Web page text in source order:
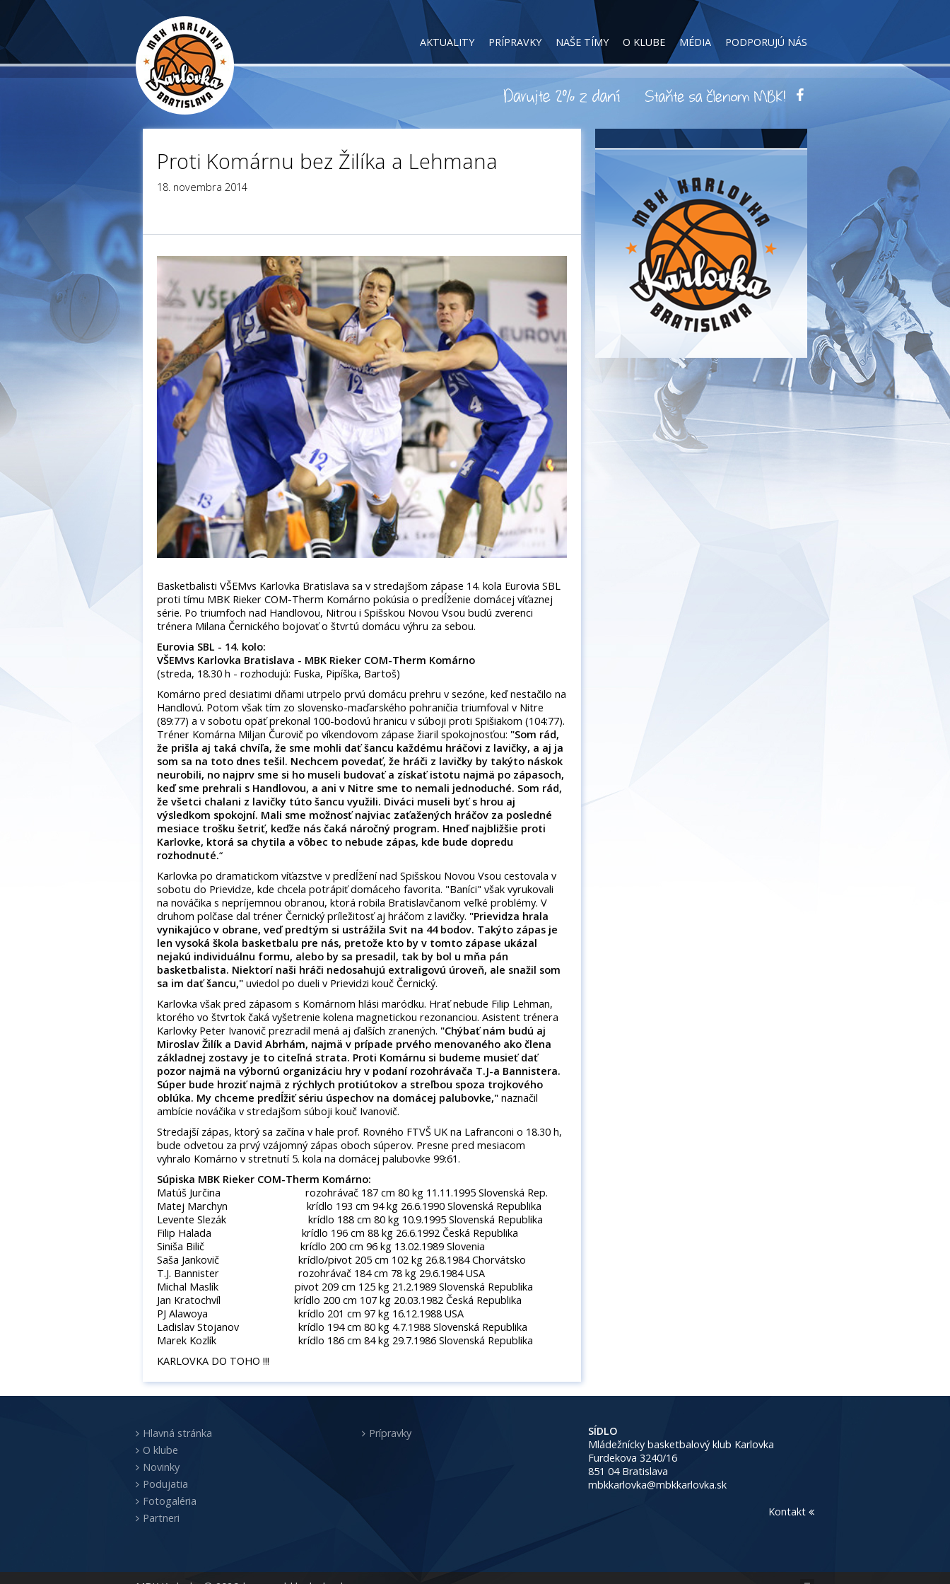
AKTUALITY PRÍPRAVKY NAŠE TÍMY O KLUBE MÉDIA PODPORUJÚ NÁS
Proti Komárnu bez Žilíka a Lehmana
18. novembra 2014
Basketbalisti VŠEMvs Karlovka Bratislava sa v stredajšom zápase 14. kola Eurovia SBL
proti tímu MBK Rieker COM-Therm Komárno pokúsia o predĺženie domácej víťaznej
série. Po triumfoch nad Handlovou, Nitrou i Spišskou Novou Vsou budú zverenci
trénera Milana Černického bojovať o štvrtú domácu výhru za sebou.
Eurovia SBL - 14. kolo:
VŠEMvs Karlovka Bratislava - MBK Rieker COM-Therm Komárno
(streda, 18.30 h - rozhodujú: Fuska, Pipíška, Bartoš)
Komárno pred desiatimi dňami utrpelo prvú domácu prehru v sezóne, keď nestačilo na
Handlovú. Potom však tím zo slovensko-maďarského pohraničia triumfoval v Nitre
(89:77) a v sobotu opäť prekonal 100-bodovú hranicu v súboji proti Spišiakom (104:77).
Tréner Komárna Miljan Čurovič po víkendovom zápase žiaril spokojnosťou: "Som rád,
že prišla aj taká chvíľa, že sme mohli dať šancu každému hráčovi z lavičky, a aj ja
som sa na toto dnes tešil. Nechcem povedať, že hráči z lavičky by takýto náskok
neurobili, no najprv sme si ho museli budovať a získať istotu najmä po zápasoch,
keď sme prehrali s Handlovou, a ani v Nitre sme to nemali jednoduché. Som rád,
že všetci chalani z lavičky túto šancu využili. Diváci museli byť s hrou aj
výsledkom spokojní. Mali sme možnosť najviac zaťažených hráčov za posledné
mesiace trošku šetriť, keďže nás čaká náročný program. Hneď najbližšie proti
Karlovke, ktorá sa chytila a vôbec to nebude zápas, kde bude dopredu
rozhodnuté.“
Karlovka po dramatickom víťazstve v predĺžení nad Spišskou Novou Vsou cestovala v
sobotu do Prievidze, kde chcela potrápiť domáceho favorita. "Baníci" však vyrukovali
na nováčika s nepríjemnou obranou, ktorá robila Bratislavčanom veľké problémy. V
druhom polčase dal tréner Černický príležitosť aj hráčom z lavičky. "Prievidza hrala
vynikajúco v obrane, veď predtým si ustrážila Svit na 44 bodov. Takýto zápas je
len vysoká škola basketbalu pre nás, pretože kto by v tomto zápase ukázal
nejakú individuálnu formu, alebo by sa presadil, tak by bol u mňa pán
basketbalista. Niektorí naši hráči nedosahujú extraligovú úroveň, ale snažil som
sa im dať šancu," uviedol po dueli v Prievidzi kouč Černický.
Karlovka však pred zápasom s Komárnom hlási maródku. Hrať nebude Filip Lehman,
ktorého vo štvrtok čaká vyšetrenie kolena magnetickou rezonanciou. Asistent trénera
Karlovky Peter Ivanovič prezradil mená aj ďalších zranených. "Chýbať nám budú aj
Miroslav Žilík a David Abrhám, najmä v prípade prvého menovaného ako člena
základnej zostavy je to citeľná strata. Proti Komárnu si budeme musieť dať
pozor najmä na výbornú organizáciu hry v podaní rozohrávača T.J-a Bannistera.
Súper bude hroziť najmä z rýchlych protiútokov a streľbou spoza trojkového
oblúka. My chceme predĺžiť sériu úspechov na domácej palubovke," naznačil
ambície nováčika v stredajšom súboji kouč Ivanovič.
Stredajší zápas, ktorý sa začína v hale prof. Rovného FTVŠ UK na Lafranconi o 18.30 h,
bude odvetou za prvý vzájomný zápas oboch súperov. Presne pred mesiacom
vyhralo Komárno v stretnutí 5. kola na domácej palubovke 99:61.
Súpiska MBK Rieker COM-Therm Komárno:
Matúš Jurčina rozohrávač 187 cm 80 kg 11.11.1995 Slovenská Rep.
Matej Marchyn krídlo 193 cm 94 kg 26.6.1990 Slovenská Republika
Levente Slezák krídlo 188 cm 80 kg 10.9.1995 Slovenská Republika
Filip Halada krídlo 196 cm 88 kg 26.6.1992 Česká Republika
Siniša Bilič krídlo 200 cm 96 kg 13.02.1989 Slovenia
Saša Jankovič krídlo/pivot 205 cm 102 kg 26.8.1984 Chorvátsko
T.J. Bannister rozohrávač 184 cm 78 kg 29.6.1984 USA
Michal Maslík pivot 209 cm 125 kg 21.2.1989 Slovenská Republika
Jan Kratochvíl krídlo 200 cm 107 kg 20.03.1982 Česká Republika
PJ Alawoya krídlo 201 cm 97 kg 16.12.1988 USA
Ladislav Stojanov krídlo 194 cm 80 kg 4.7.1988 Slovenská Republika
Marek Kozlík krídlo 186 cm 84 kg 29.7.1986 Slovenská Republika
KARLOVKA DO TOHO !!!
Hlavná stránka
O klube
Novinky
Podujatia
Fotogaléria
Partneri
Prípravky
SÍDLO
Mládežnícky basketbalový klub Karlovka
Furdekova 3240/16
851 04 Bratislava
mbkkarlovka@mbkkarlovka.sk
Kontakt